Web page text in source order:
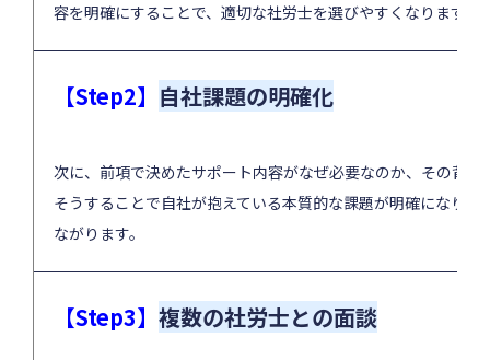
容を明確にすることで、適切な社労士を選びやすくなります。
【Step2】 自社課題の明確化
次に、前項で決めたサポート内容がなぜ必要なのか、その背景
そうすることで自社が抱えている本質的な課題が明確になり、
ながります。
【Step3】 複数の社労士との面談